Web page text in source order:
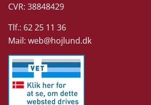
CVR: 38848429
Tlf.: 62 25 11 36
Mail:web@hojlund.dk